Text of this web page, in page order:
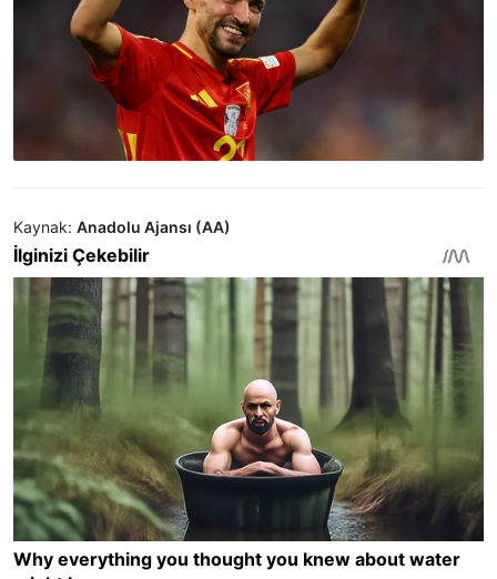
Kaynak: Anadolu Ajansı (AA)